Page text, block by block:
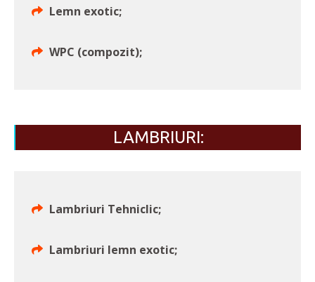
Lemn exotic;
WPC (compozit);
LAMBRIURI:
Lambriuri Tehniclic;
Lambriuri lemn exotic;